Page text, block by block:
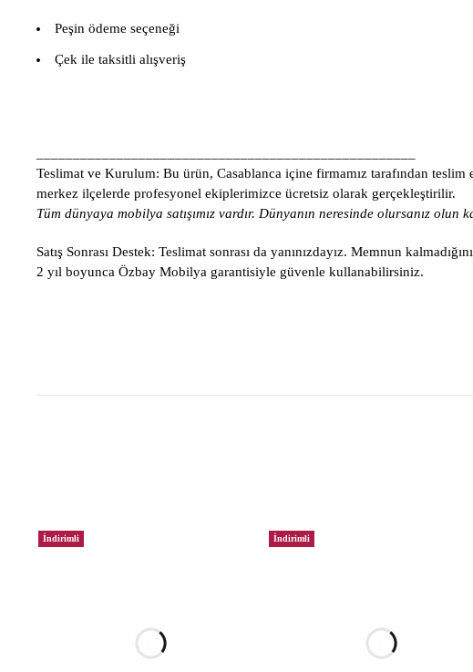
Peşin ödeme seçeneği
Çek ile taksitli alışveriş
Teslimat ve Kurulum: Bu ürün, Casablanca içine firmamız tarafından
merkez ilçelerde profesyonel ekiplerimizce ücretsiz olarak gerçekleştirilir.
Tüm dünyaya mobilya satışımız vardır. Dünyanın neresinde olursanız olun
Satış Sonrası Destek: Teslimat sonrası da yanınızdayız. Memnun
2 yıl boyunca Özbay Mobilya garantisiyle güvenle kullanabilirsiniz.
İndirimli İndirimli